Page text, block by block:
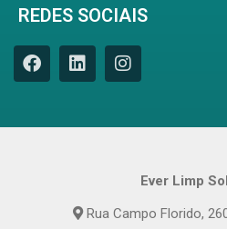
REDES SOCIAIS
Ever Limp
Rua Campo Florido,